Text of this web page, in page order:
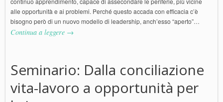
alle opportunità e ai problemi. Perché questo accada con efficacia c’è
bisogno però di un nuovo modello di leadership, anch’esso “aperto”…
Continua a leggere →
Seminario: Dalla conciliazione
vita-lavoro a opportunità per